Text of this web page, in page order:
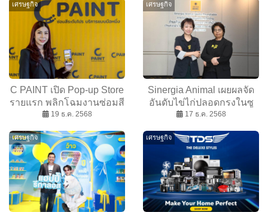
อย่างยั่งยืนของไทย
เศรษฐกิจ
C PAINT เปิด Pop-up Store
รายแรก พลิกโฉมงานซ่อมสี
และตัวถังรถยนต์ ตั้งเป้า 3 ปี
19 ธ.ค. 2568
เศรษฐกิจ
Sinergia Animal เผยผลจัด
อันดับไข่ไก่ปลอดกรงในซู
เปอร์มาร์เก็ตไทย ปี 68
17 ธ.ค. 2568
เศรษฐกิจ เศรษฐกิจ